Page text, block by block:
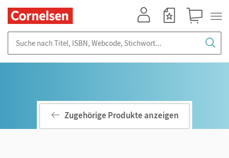
Zugehörige Produkte anzeigen